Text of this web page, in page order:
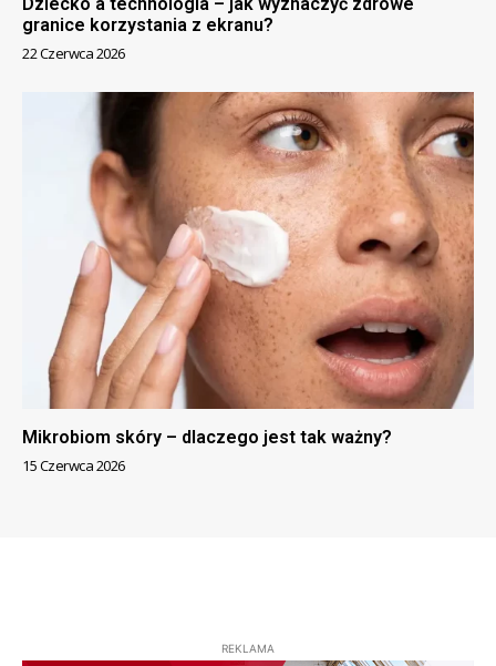
granice korzystania z ekranu?
22 Czerwca 2026
Mikrobiom skóry – dlaczego jest tak ważny?
15 Czerwca 2026
REKLAMA